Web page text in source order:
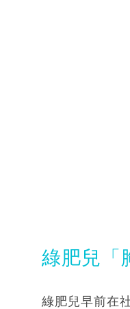
綠肥兒「
綠肥兒早前在